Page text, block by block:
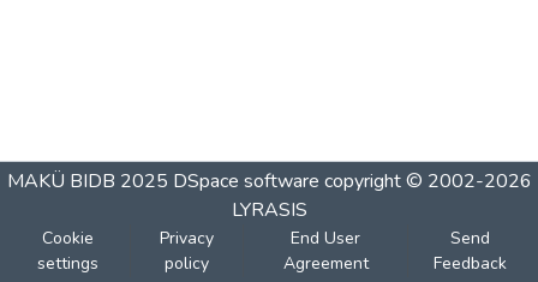
MAKÜ BIDB 2025 DSpace software copyright © 2002-2026
LYRASIS
Cookie
settings
Privacy
policy
End User
Agreement
Send
Feedback